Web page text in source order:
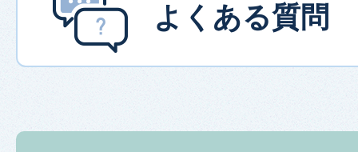
よくある質問